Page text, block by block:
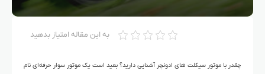
به این مقاله امتیاز بدهید
چقدر با موتور سیکلت های ادونچر آشنایی دارید؟ بعید است یک موتور سوار حرفه‌ای نام